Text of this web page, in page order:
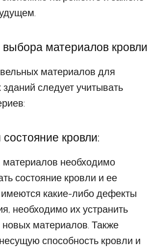
материалов кровли
материалов для
следует учитывать
состояние кровли:
необходимо
состояние кровли и ее
имеются какие-либо дефекты
необходимо их устранить
новых материалов. Также
способность кровли и